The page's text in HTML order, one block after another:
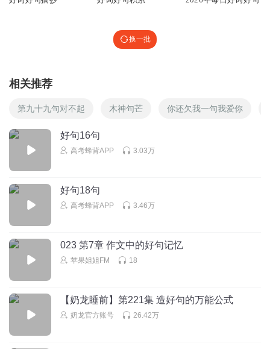
换一批
相关推荐
第九十九句对不起 木神句芒 你还欠我一句我爱你
好句16句
高考蜂背APP 3.03万
好句18句
高考蜂背APP 3.46万
023 第7章 作文中的好句记忆
苹果姐姐FM 18
【奶龙睡前】第221集 造好句的万能公式
奶龙官方账号 26.42万